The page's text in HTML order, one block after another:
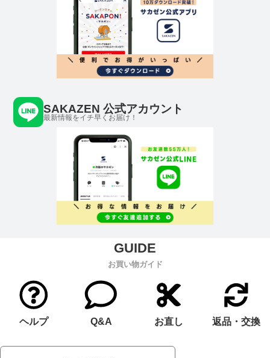
SAKAZEN 公式アカウント
最新情報をイチ早くお届け！
お買い物ガイド
ヘルプ Q&A お直し 返品・交換